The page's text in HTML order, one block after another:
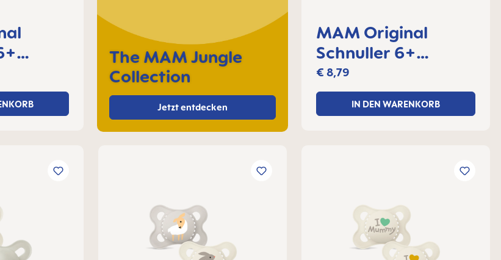
The MAM Jungle
Collection
Jetzt entdecken
MAM Original
Schnuller 6+
Monate, 2er Set
€ 8,79
IN DEN WARENKORB